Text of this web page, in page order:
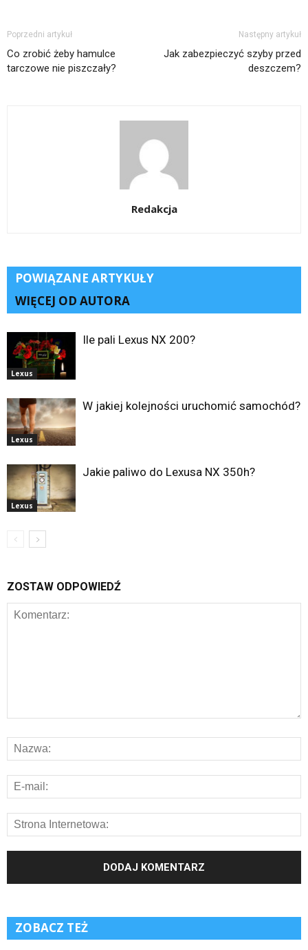
Poprzedni artykuł
Co zrobić żeby hamulce
tarczowe nie piszczały?
Następny artykuł
Jak zabezpieczyć szyby przed
deszczem?
Redakcja
POWIĄZANE ARTYKUŁY
WIĘCEJ OD AUTORA
Lexus
Ile pali Lexus NX 200?
Lexus
W jakiej kolejności uruchomić samochód?
Lexus
Jakie paliwo do Lexusa NX 350h?
ZOSTAW ODPOWIEDŹ
ZOBACZ TEŻ